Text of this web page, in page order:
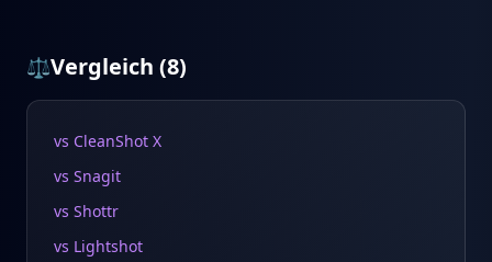
⚖️Vergleich (8)
vs CleanShot X
vs Snagit
vs Shottr
vs Lightshot